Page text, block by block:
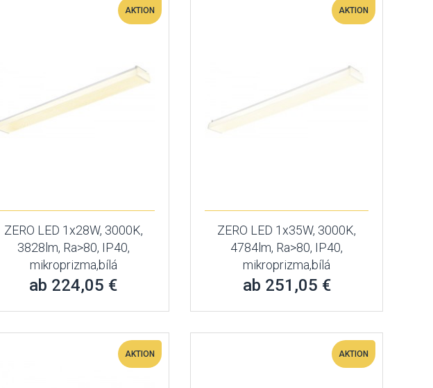
AKTION
ZERO LED 1x28W, 3000K,
3828lm, Ra>80, IP40,
mikroprizma,bílá
ab 224,05 €
AKTION
ZERO LED 1x35W, 3000K,
4784lm, Ra>80, IP40,
mikroprizma,bílá
ab 251,05 €
AKTION AKTION